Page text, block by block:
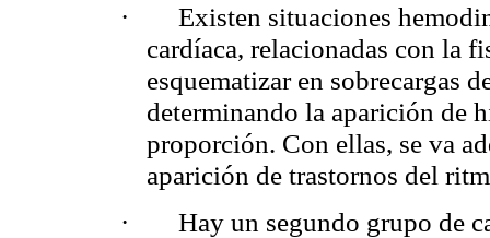
·
Existen situaciones
cardíaca, relacionadas con la
esquematizar en sobrecargas
determinando la aparición de
proporción. Con ellas, se va
aparición de trastornos del
·
Hay un segundo grupo de